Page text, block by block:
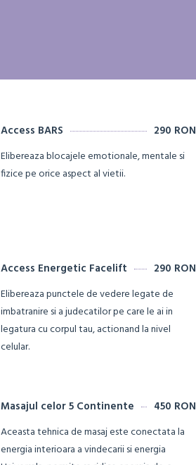
Access BARS 290 RON
Elibereaza blocajele emotionale, mentale si
fizice pe orice aspect al vietii.
Access Energetic Facelift 290 RON
Elibereaza punctele de vedere legate de
imbatranire si a judecatilor pe care le ai in
legatura cu corpul tau, actionand la nivel
celular.
Masajul celor 5 Continente 450 RON
Aceasta tehnica de masaj este conectata la
energia interioara a vindecarii si energia